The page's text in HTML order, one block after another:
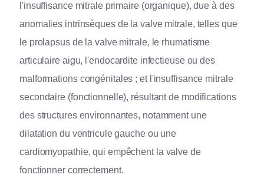
l'insuffisance mitrale primaire (organique), due à des
anomalies intrinsèques de la valve mitrale, telles que
le prolapsus de la valve mitrale, le rhumatisme
articulaire aigu, l'endocardite infectieuse ou des
malformations congénitales ; et l'insuffisance mitrale
secondaire (fonctionnelle), résultant de modifications
des structures environnantes, notamment une
dilatation du ventricule gauche ou une
cardiomyopathie, qui empêchent la valve de
fonctionner correctement.